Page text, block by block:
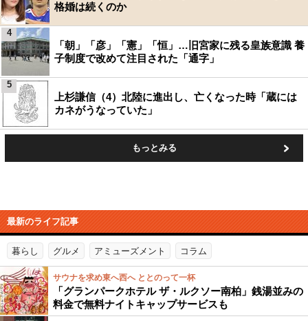
格婚は続くのか
「朝」「彦」「憲」「恒」…旧宮家に残る皇族意識 養
子制度で改めて注目された「通字」
4
上杉謙信（4）北陸に進出し、亡くなった時「蔵には
カネがうなっていた」
5
もっとみる
最新のライフ記事
暮らし グルメ アミューズメント コラム
サウナを求め東へ西へ ととのって一杯
「グランパークホテル ザ・ルクソー南柏」銭湯並みの
料金で無料ナイトキャップサービスも